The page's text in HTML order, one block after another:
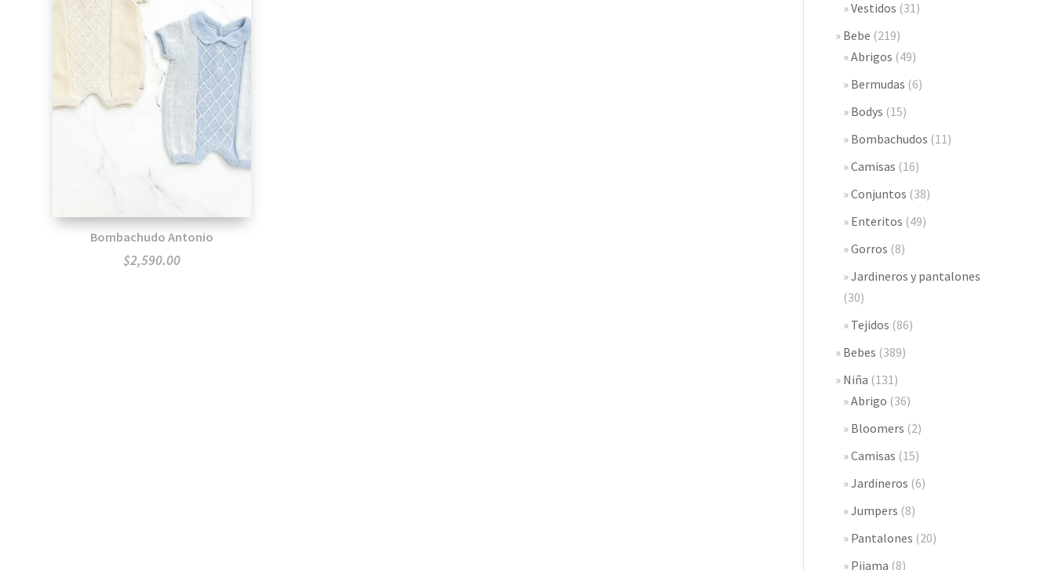
Bombachudo Antonio
$2,590.00
Vestidos (31)
Bebe (219)
Abrigos (49)
Bermudas (6)
Bodys (15)
Bombachudos (11)
Camisas (16)
Conjuntos (38)
Enteritos (49)
Gorros (8)
Jardineros y pantalones
(30)
Tejidos (86)
Bebes (389)
Niña (131)
Abrigo (36)
Bloomers (2)
Camisas (15)
Jardineros (6)
Jumpers (8)
Pantalones (20)
Pijama (8)